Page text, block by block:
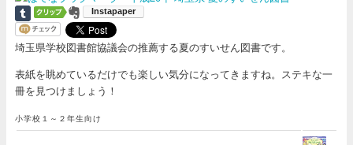
埼玉県学校図書館協議会の推薦する夏のすいせん図書です。
表紙を眺めているだけでも楽しい気分になってきますね。ステキな一
冊を見つけましょう！
小学校１～２年生向け